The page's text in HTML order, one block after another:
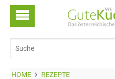
HOME REZEPTE